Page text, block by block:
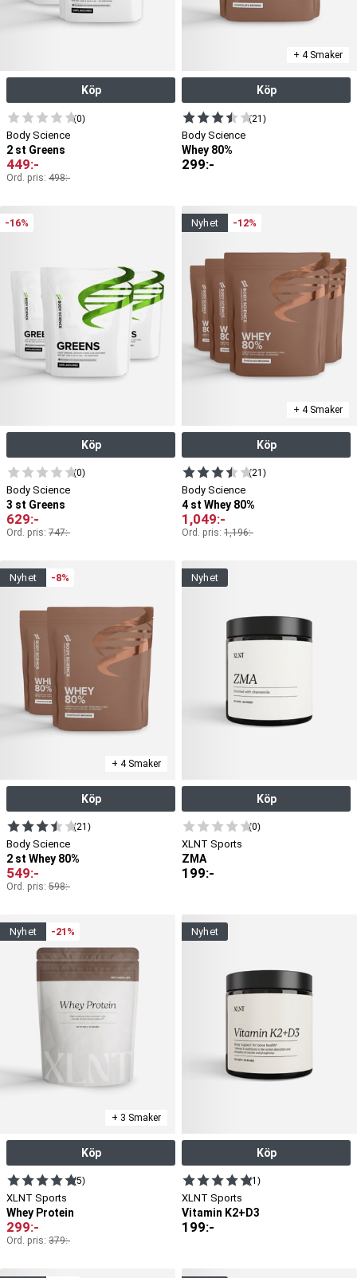
Köp
(0)
Body Science
2 st Greens
449:-
Ord. pris: 498:-
+ 4 Smaker
Köp
(21)
Body Science
Whey 80%
299:-
-16%
Köp
(0)
Body Science
3 st Greens
629:-
Ord. pris: 747:-
nyhet -12%
+ 4 Smaker
Köp
(21)
Body Science
4 st Whey 80%
1,049:-
Ord. pris: 1,196:-
nyhet -8%
+ 4 Smaker
Köp
(21)
Body Science
2 st Whey 80%
549:-
Ord. pris: 598:-
nyhet
Köp
(0)
XLNT Sports
ZMA
199:-
nyhet -21%
+ 3 Smaker
Köp
(5)
XLNT Sports
Whey Protein
299:-
Ord. pris: 379:-
nyhet
Köp
(1)
XLNT Sports
Vitamin K2+D3
199:-